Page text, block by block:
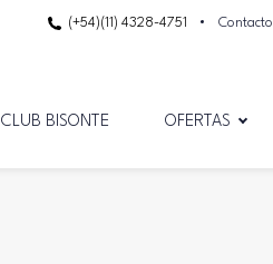
(+54)(11) 4328-4751 Contacto
CLUB BISONTE OFERTAS